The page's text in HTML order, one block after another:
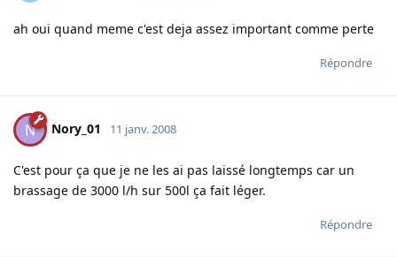
ah oui quand meme c'est deja assez important comme perte
Répondre
N Nory_01 11 janv. 2008
C'est pour ça que je ne les ai pas laissé longtemps car un
brassage de 3000 l/h sur 500l ça fait léger.
Répondre